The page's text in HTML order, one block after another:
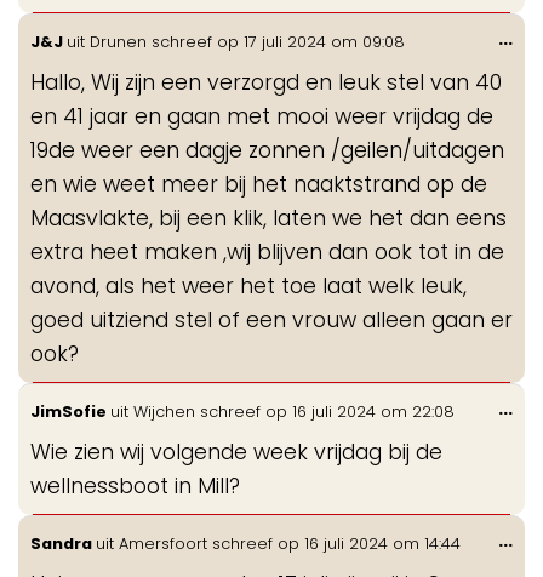
J&J uit Drunen schreef op 17 juli 2024 om 09:08
Hallo, Wij zijn een verzorgd en leuk stel van 40
en 41 jaar en gaan met mooi weer vrijdag de
19de weer een dagje zonnen /geilen/uitdagen
en wie weet meer bij het naaktstrand op de
Maasvlakte, bij een klik, laten we het dan eens
extra heet maken ,wij blijven dan ook tot in de
avond, als het weer het toe laat welk leuk,
goed uitziend stel of een vrouw alleen gaan er
ook?
...
JimSofie uit Wijchen schreef op 16 juli 2024 om 22:08
Wie zien wij volgende week vrijdag bij de
wellnessboot in Mill?
...
Sandra uit Amersfoort schreef op 16 juli 2024 om 14:44 ...